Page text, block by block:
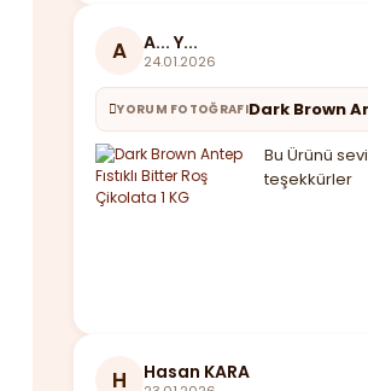
A A... Y...
24.01.2026
YORUM FOTOĞRAFIDark Brown
Bu Ürünü
teşekkürler
H Hasan KARA